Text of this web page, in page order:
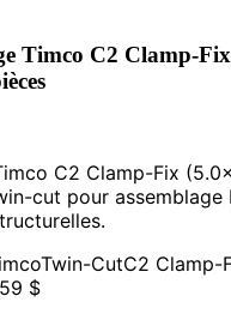
Timco C2 Clamp-
C2 Clamp-Fix
cut pour assemblage
Twin-CutC2 Clamp-
$